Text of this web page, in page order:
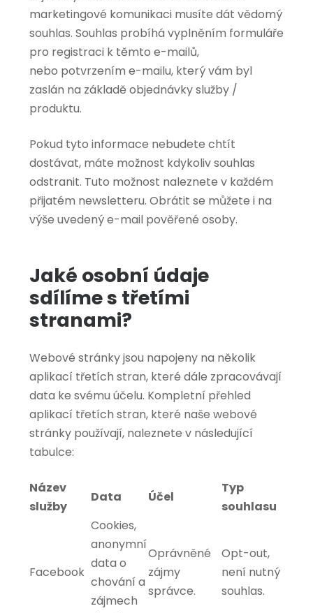
marketingové komunikaci musíte dát vědomý
souhlas. Souhlas probíhá vyplněním formuláře
pro registraci k těmto e-mailů,
nebo potvrzením e-mailu, který vám byl
zaslán na základě objednávky služby /
produktu.
Pokud tyto informace nebudete chtít
dostávat, máte možnost kdykoliv souhlas
odstranit. Tuto možnost naleznete v každém
přijatém newsletteru. Obrátit se můžete i na
výše uvedený e-mail pověřené osoby.
Jaké osobní údaje
sdílíme s třetími
stranami?
Webové stránky jsou napojeny na několik
aplikací třetích stran, které dále zpracovávají
data ke svému účelu. Kompletní přehled
aplikací třetích stran, které naše webové
stránky používají, naleznete v následující
tabulce:
Název
služby
Data Účel
Typ
souhlasu
Facebook
Cookies,
anonymní
data o
chování a
zájmech
Oprávněné
zájmy
správce.
Opt-out,
není nutný
souhlas.